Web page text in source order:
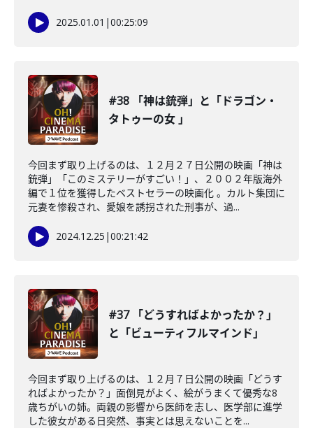
2025.01.01 |00:25:09
#38 「神は銃弾」と「ドラゴン・
タトゥーの女 」
今回まず取り上げるのは、１２月２７日公開の映画「神は
銃弾」「このミステリーがすごい！」、２００２年版海外
編で１位を獲得したベストセラーの映画化 。カルト集団に
元妻を惨殺され、愛娘を誘拐された刑事が、過...
2024.12.25 |00:21:42
#37 「どうすればよかったか？」
と「ビューティフルマインド」
今回まず取り上げるのは、１２月７日公開の映画「どうす
ればよかったか？」面倒見がよく、絵がうまくて優秀な8
歳ちがいの姉。両親の影響から医師を志し、医学部に進学
した彼女がある日突然、事実とは思えないことを...